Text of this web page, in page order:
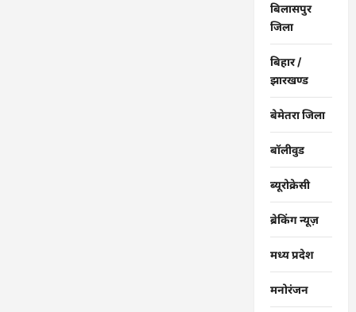
बिलासपुर
जिला
बिहार /
झारखण्ड
बेमेतरा जिला
बॉलीवुड
ब्यूरोक्रेसी
ब्रेकिंग न्यूज़
मध्य प्रदेश
मनोरंजन